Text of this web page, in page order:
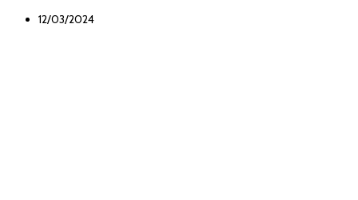
12/03/2024